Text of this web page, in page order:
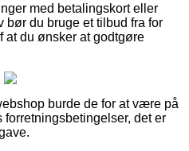
med betalingskort eller
bør du bruge et tilbud fra for
du ønsker at godtgøre
burde de for at være på
det er